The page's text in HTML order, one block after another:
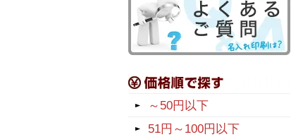
～50円以下
51円～100円以下